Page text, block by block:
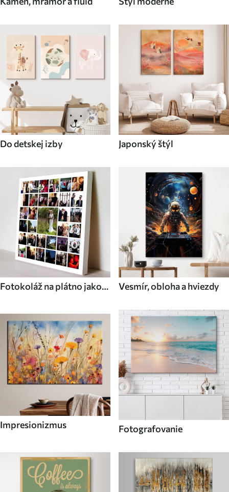
Do detskej izby Japonský štýl
Fotokoláž na plátno jako
Vesmír, obloha a hviezdy
Impresionizmus Fotografovanie